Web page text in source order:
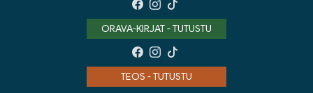
ORAVA-KIRJAT - TUTUSTU
TEOS - TUTUSTU